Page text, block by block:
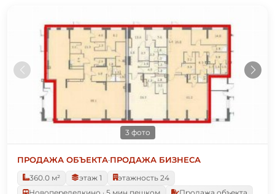
3 фото
ПРОДАЖА ОБЪЕКТА·ПРОДАЖА БИЗНЕСА
360.0 м²
этаж 1
этажность 24